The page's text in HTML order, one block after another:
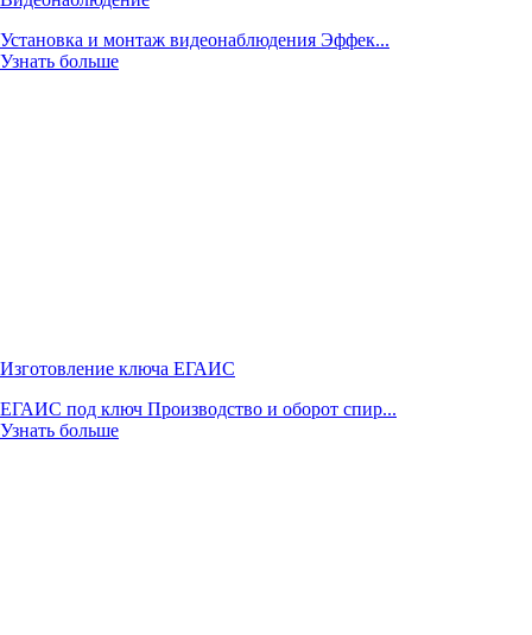
Установка и монтаж видеонаблюдения Эффек...
Узнать больше
Изготовление ключа ЕГАИС
ЕГАИС под ключ Производство и оборот спир...
Узнать больше